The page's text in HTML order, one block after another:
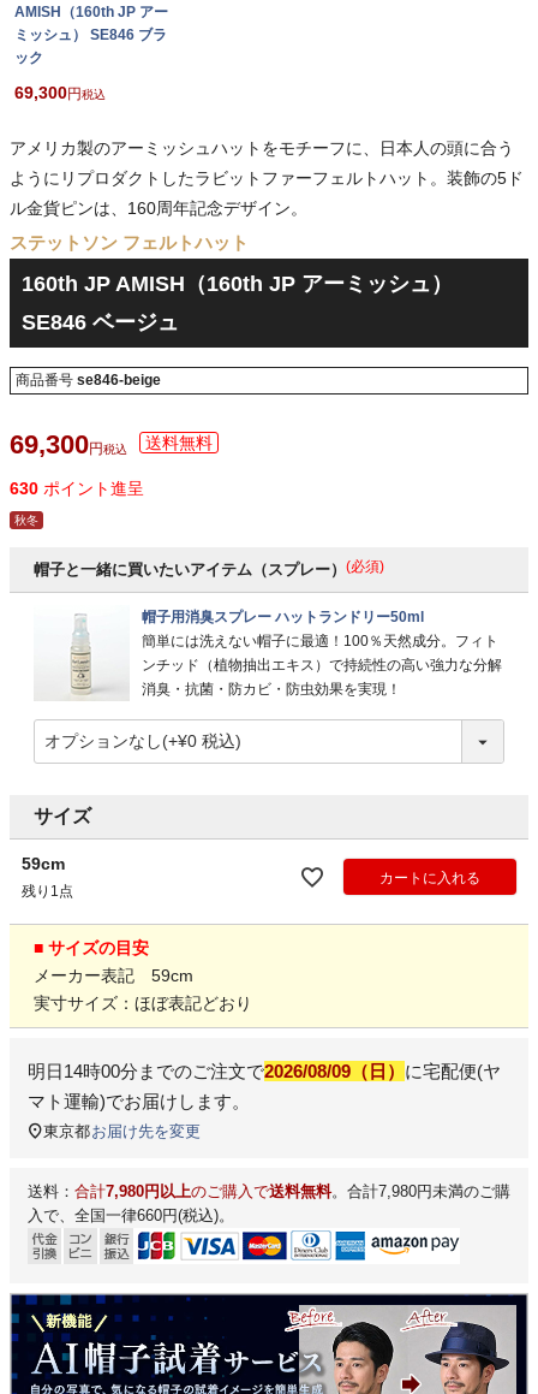
AMISH（160th JP アー
ミッシュ） SE846 ブラ
ック
69,300 税込
アメリカ製のアーミッシュハットをモチーフに、日本人の頭に合う
ようにリプロダクトしたラビットファーフェルトハット。装飾の5ド
ル金貨ピンは、160周年記念デザイン。
ステットソン フェルトハット
160th JP AMISH（160th JP アーミッシュ）
SE846 ベージュ
商品番号 se846-beige
69,300 税込
630 ポイント進呈
秋冬
帽子と一緒に買いたいアイテム（スプレー） (必須)
帽子用消臭スプレー ハットランドリー50ml
簡単には洗えない帽子に最適！100％天然成分。フィト
ンチッド（植物抽出エキス）で持続性の高い強力な分解
消臭・抗菌・防カビ・防虫効果を実現！
サイズ
59cm
残り1点
カートに入れる
■ サイズの目安
メーカー表記 59cm
実寸サイズ：ほぼ表記どおり
明日14時00分 までのご注文で2026/08/09（日） に宅配便(ヤ
マト運輸)でお届けします。
東京都お届け先を変更
送料： 合計7,980円以上のご購入で送料無料。合計7,980円未満のご購
入で、全国一律660円(税込)。